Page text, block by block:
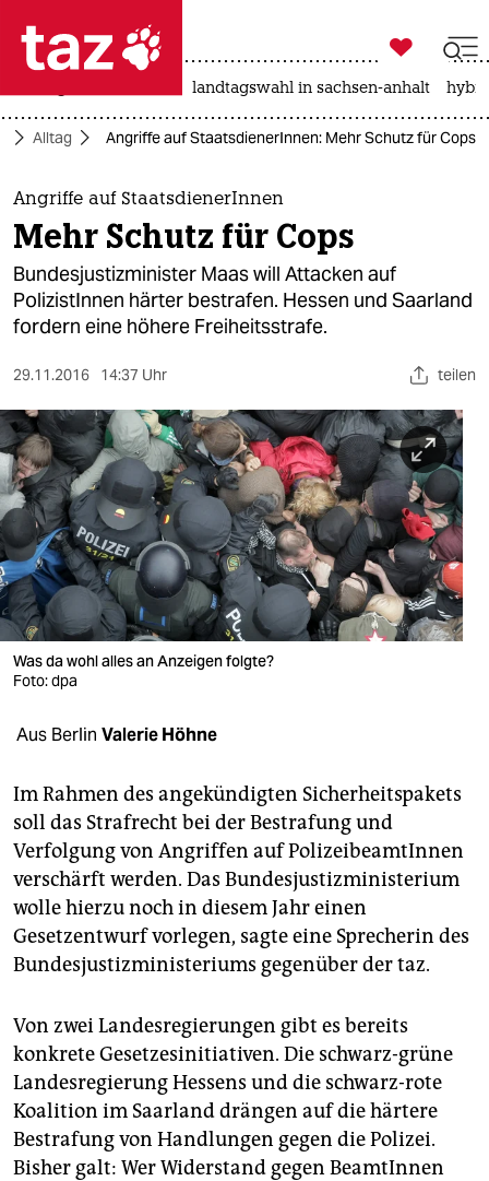
 taz zahl ich
taz zahl ich
themen
politik
öko
sport
berlin
nord
wahrheit
verlag
verlag
veranstaltungen
fragen & hilfe
unterstützen
abo
genossenschaft
epaper login

taz zahl ich
landtagswahl in sachsen-anhalt
Alltag Angriffe auf StaatsdienerInnen: Mehr Schutz für Cops
Angriffe auf StaatsdienerInnen
Mehr Schutz für Cops
Bundesjustizminister Maas will Attacken auf
PolizistInnen härter bestrafen. Hessen und Saarland
fordern eine höhere Freiheitsstrafe.
29.11.2016 14:37 Uhr teilen
Was da wohl alles an Anzeigen folgte?
Foto: dpa
Aus Berlin Valerie Höhne
Im Rahmen des angekündigten Sicherheitspakets
soll das Strafrecht bei der Bestrafung und
Verfolgung von Angriffen auf PolizeibeamtInnen
verschärft werden. Das Bundesjustizministerium
wolle hierzu noch in diesem Jahr einen
Gesetzentwurf vorlegen, sagte eine Sprecherin des
Bundesjustizministeriums gegenüber der taz.
Von zwei Landesregierungen gibt es bereits
konkrete Gesetzesinitiativen. Die schwarz-grüne
Landesregierung Hessens und die schwarz-rote
Koalition im Saarland drängen auf die härtere
Bestrafung von Handlungen gegen die Polizei.
Bisher galt: Wer Widerstand gegen BeamtInnen